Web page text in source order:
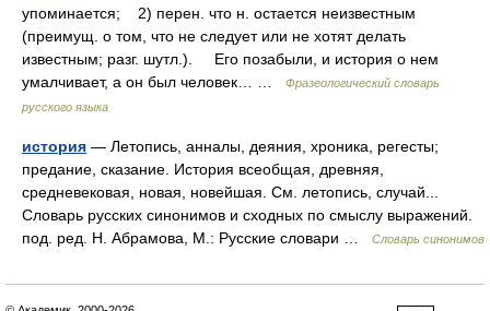
упоминается; 2) перен. что н. остается неизвестным
(преимущ. о том, что не следует или не хотят делать
известным; разг. шутл.). Его позабыли, и история о нем
умалчивает, а он был человек… …
Фразеологический словарь
русского языка
история — Летопись, анналы, деяния, хроника, регесты;
предание, сказание. История всеобщая, древняя,
средневековая, новая, новейшая. См. летопись, случай...
Словарь русских синонимов и сходных по смыслу выражений.
под. ред. Н. Абрамова, М.: Русские словари …
Словарь синонимов